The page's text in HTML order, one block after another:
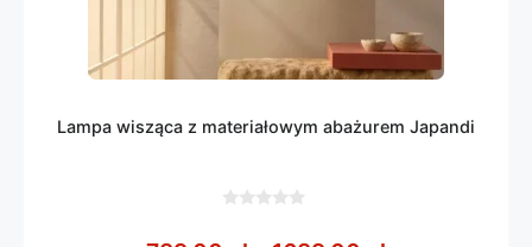
Lampa wisząca z materiałowym abażurem Japandi